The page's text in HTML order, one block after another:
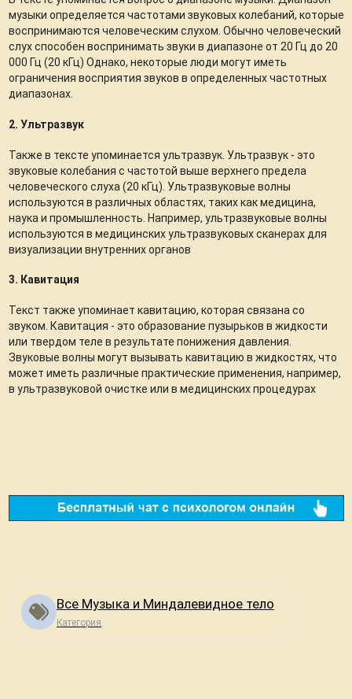
музыки определяется частотами звуковых колебаний, которые
воспринимаются человеческим слухом. Обычно человеческий
слух способен воспринимать звуки в диапазоне от 20 Гц до 20
000 Гц (20 кГц) Однако, некоторые люди могут иметь
ограничения восприятия звуков в определенных частотных
диапазонах.
2. Ультразвук
Также в тексте упоминается ультразвук. Ультразвук - это
звуковые колебания с частотой выше верхнего предела
человеческого слуха (20 кГц). Ультразвуковые волны
используются в различных областях, таких как медицина,
наука и промышленность. Например, ультразвуковые волны
используются в медицинских ультразвуковых сканерах для
визуализации внутренних органов
3. Кавитация
Текст также упоминает кавитацию, которая связана со
звуком. Кавитация - это образование пузырьков в жидкости
или твердом теле в результате понижения давления.
Звуковые волны могут вызывать кавитацию в жидкостях, что
может иметь различные практические применения, например,
в ультразвуковой очистке или в медицинских процедурах
Все Музыка и Миндалевидное тело
Категория